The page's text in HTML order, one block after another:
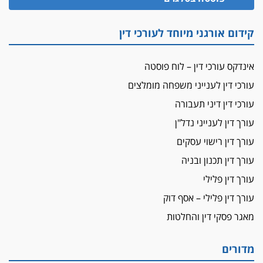
זוכה עורך-דין שהשווה את ברק לסינוואר ואת
מאסר לעורך הדין
פיקטיביות בשם פלסטינים
על המידתיות
ביה"ד המשמעתי ביטל השעיה לצמיתות של
עורכת-דין שהביעה שמחה ב-7 באוקטובר
אשם
עו"ד הלל בבייב הורשע בהונאת עשרות לקוחות,
ההסדר: 7-9 שנות מאסר
דין ומקרקעין
עורך דין ברמת השרון נחקר בחשד למרמה בעסקת
תובעת משטרתית פוטרה בחשד לעישון סמים
שנחשף בפעילות בלשים בטלגרם
קידום אורגני מיוחד לעורכי דין
אינדקס עורכי דין – לוח פוסטה
עורכי דין לענייני משפחה מומלצים
עורכי דין דיני תעבורה
עורך דין לענייני נדל"ן
עורך דין רישוי עסקים
עורך דין תכנון ובניה
עורך דין פלילי
עורך דין פלילי – אסף דוק
מאגר פסקי דין והחלטות
מדורים